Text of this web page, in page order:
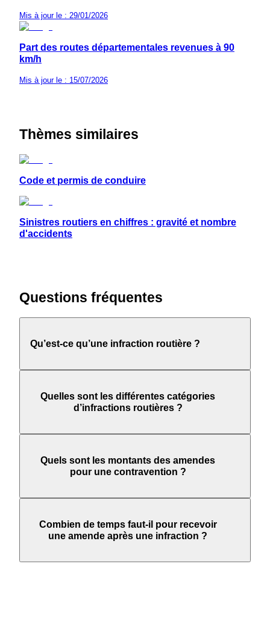
Mis à jour le : 29/01/2026
Part des routes départementales revenues à 90
km/h
Mis à jour le : 15/07/2026
Thèmes similaires
Code et permis de conduire
Sinistres routiers en chiffres : gravité et nombre
d'accidents
Questions fréquentes
Qu’est-ce qu’une infraction routière ?
Quelles sont les différentes catégories
d’infractions routières ?
Quels sont les montants des amendes
pour une contravention ?
Combien de temps faut-il pour recevoir
une amende après une infraction ?